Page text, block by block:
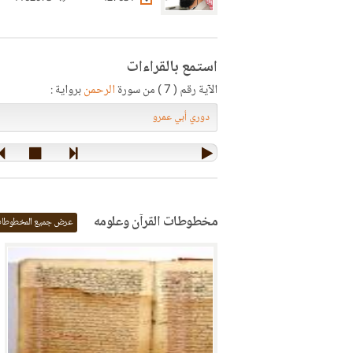
استمع بالقراءات
الآية رقم ( 7 ) من سورة الرحمنبرواية :
مخطوطات القرآن وعلومه عرض جميع